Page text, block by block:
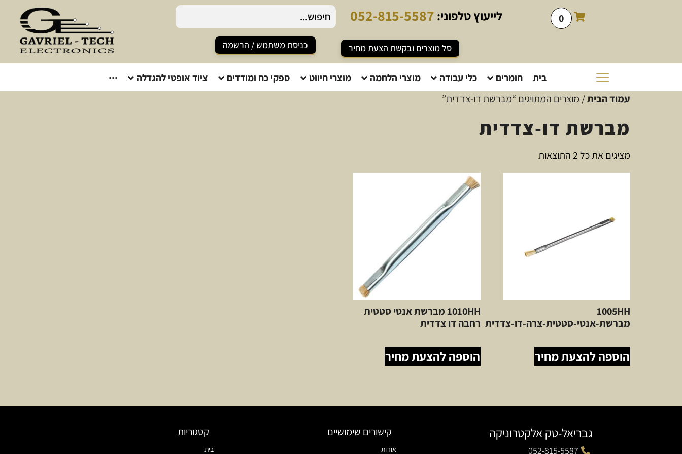
0 לייעוץטלפוני: 052-815-5587
סל מוצרים ובקשת הצעת מחיר כניסת משתמש / הרשמה
בית חומרים כלי עבודה מוצרי הלחמה מוצרי חיווט ספקי כח ומודדים ציוד אופטי להגדלה ···
עמוד הבית/ מוצרים המתויגים “מברשת דו-צדדית”
מברשת דו-צדדית
מציגים את כל ⁦2⁩ התוצאות
1005HH
מברשת-אנטי-סטטית-צרה-דו-צדדית
הוספה להצעת מחיר
1010HH מברשת אנטי סטטית
רחבה דו צדדית
הוספה להצעת מחיר
גבריאל-טק אלקטרוניקה
052-815-5587
קישורים שימושיים
אודות
קטגוריות
בית